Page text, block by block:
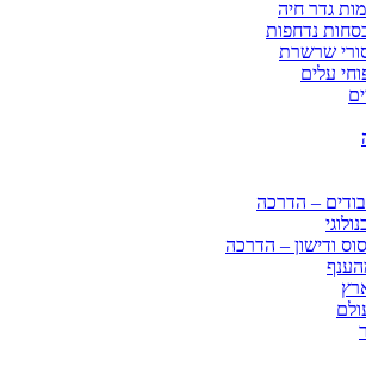
גדר חיה
נדחפות
שרשרת
עלים
– הדרכה
ודישון – הדרכה